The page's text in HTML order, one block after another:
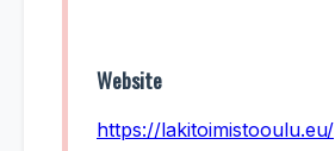
Website
https://lakitoimistooulu.eu/